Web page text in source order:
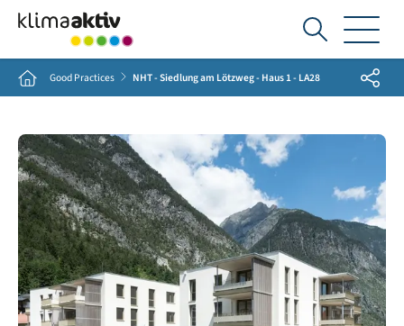
Ich
suche...
Home Good Practices NHT - Siedlung am Lötzweg - Haus 1 - LA28 Share